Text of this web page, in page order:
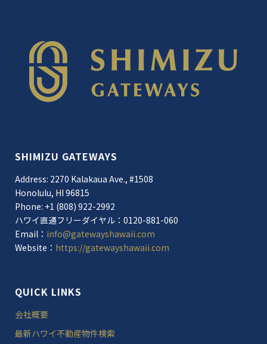
SHIMIZU GATEWAYS
Address: 2270 Kalakaua Ave., #1508
Honolulu, HI 96815
Phone: +1 (808) 922-2992
ハワイ直通フリーダイヤル：0120-881-060
Email： info@gatewayshawaii.com
Website： https://gatewayshawaii.com
QUICK LINKS
会社概要
最新ハワイ不動産物件検索